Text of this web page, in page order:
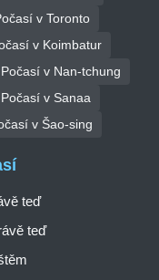
v Toronto
v Koimbatur
v Nan-tchung
v Sanaa
v Šao-sing
teď
teď